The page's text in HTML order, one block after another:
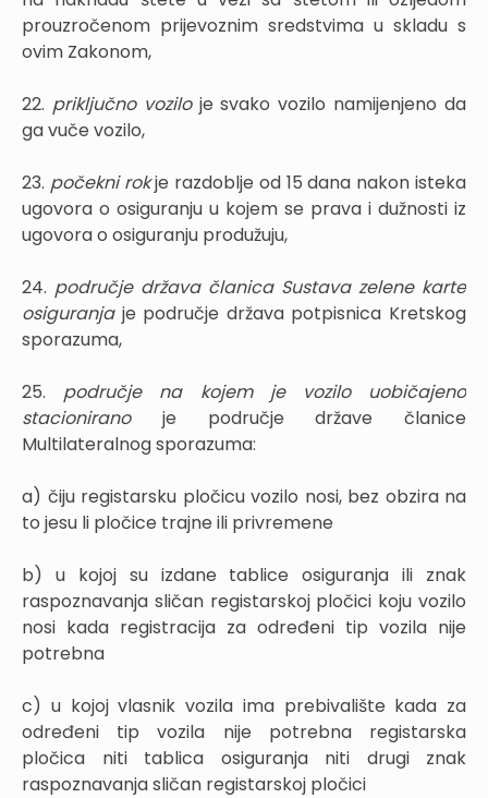
prouzročenom prijevoznim sredstvima u skladu s
ovim Zakonom,
22. priključno vozilo je svako vozilo namijenjeno da
ga vuče vozilo,
23. počekni rokje razdoblje od 15 dana nakon isteka
ugovora o osiguranju u kojem se prava i dužnosti iz
ugovora o osiguranju produžuju,
24. područje država članica Sustava zelene karte
osiguranja je područje država potpisnica Kretskog
sporazuma,
25. područje na kojem je vozilo uobičajeno
stacionirano je područje države članice
Multilateralnog sporazuma:
a) čiju registarsku pločicu vozilo nosi, bez obzira na
to jesu li pločice trajne ili privremene
b) u kojoj su izdane tablice osiguranja ili znak
raspoznavanja sličan registarskoj pločici koju vozilo
nosi kada registracija za određeni tip vozila nije
potrebna
c) u kojoj vlasnik vozila ima prebivalište kada za
određeni tip vozila nije potrebna registarska
pločica niti tablica osiguranja niti drugi znak
raspoznavanja sličan registarskoj pločici